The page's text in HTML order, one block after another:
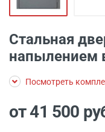
Стальная
напылением
Посмотреть
от 41 500